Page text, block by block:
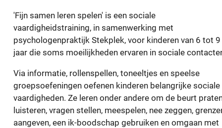
'Fijn samen leren spelen' is een sociale
vaardigheidstraining, in samenwerking met
psychologenpraktijk Stekplek, voor kinderen van 6 tot 9
jaar die soms moeilijkheden ervaren in sociale
Via informatie, rollenspellen, toneeltjes en speelse
groepsoefeningen oefenen kinderen belangrijke sociale
vaardigheden. Ze leren onder andere om de beurt
luisteren, vragen stellen, meespelen, nee zeggen,
aangeven, een ik-boodschap gebruiken en omgaan met